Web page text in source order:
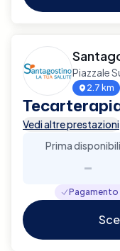
Piazzale
2.7 km
Vedi altre prestazioni
Prima
-
Pagamento